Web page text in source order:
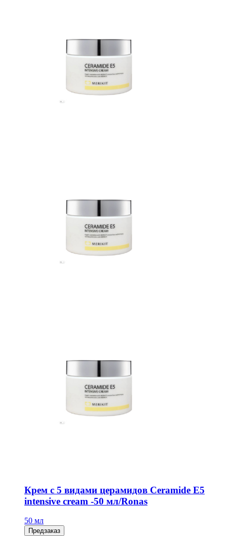
Крем с 5 видами церамидов Ceramide E5
intensive cream -50 мл/Ronas
50 мл
Предзаказ